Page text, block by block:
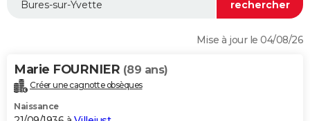
Guides de France
Escapades
Patrimoine
Expositions
Musées
Week-end nature
LIFESTYLE
Alimentation
Guide de la santé
Maladies
Médicaments
Sommeil
VOYAGE
Destinations
City break
Voyage nature
Voyage de noces
Forum
Climat
+PHOTO
Mise à jour le 04/08/26
Marie FOURNIER (89 ans)
Créer une cagnotte obsèques
Naissance